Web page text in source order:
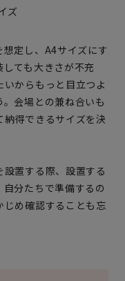
ズ
定し、A4サイズにす
ても大きさが不充
からもっと目立つよ
会場との兼ね合いも
得できるサイズを決
置する際、設置する
分たちで準備するの
じめ確認することも忘